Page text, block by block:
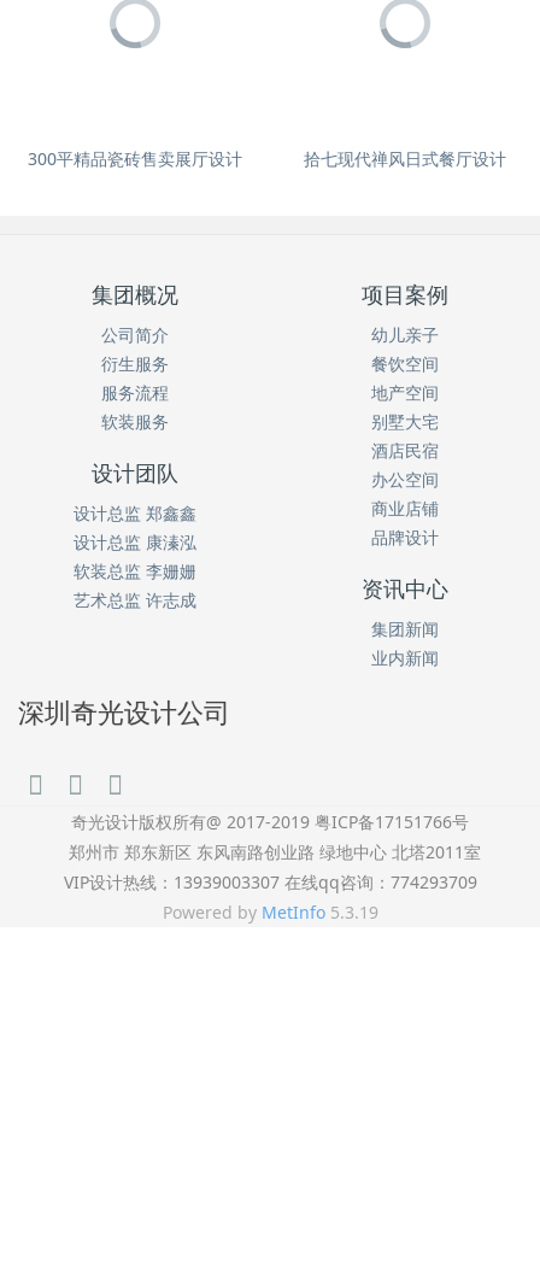
300平精品瓷砖售卖展厅设计 拾七现代禅风日式餐厅设计
集团概况
公司简介
衍生服务
服务流程
软装服务
项目案例
幼儿亲子
餐饮空间
地产空间
别墅大宅
酒店民宿
办公空间
商业店铺
品牌设计
设计团队
设计总监 郑鑫鑫
设计总监 康溱泓
软装总监 李姗姗
艺术总监 许志成
资讯中心
集团新闻
业内新闻
深圳奇光设计公司
奇光设计版权所有@ 2017-2019 粤ICP备17151766号
郑州市 郑东新区 东风南路创业路 绿地中心 北塔2011室
VIP设计热线：13939003307 在线qq咨询：774293709
Powered by MetInfo5.3.19